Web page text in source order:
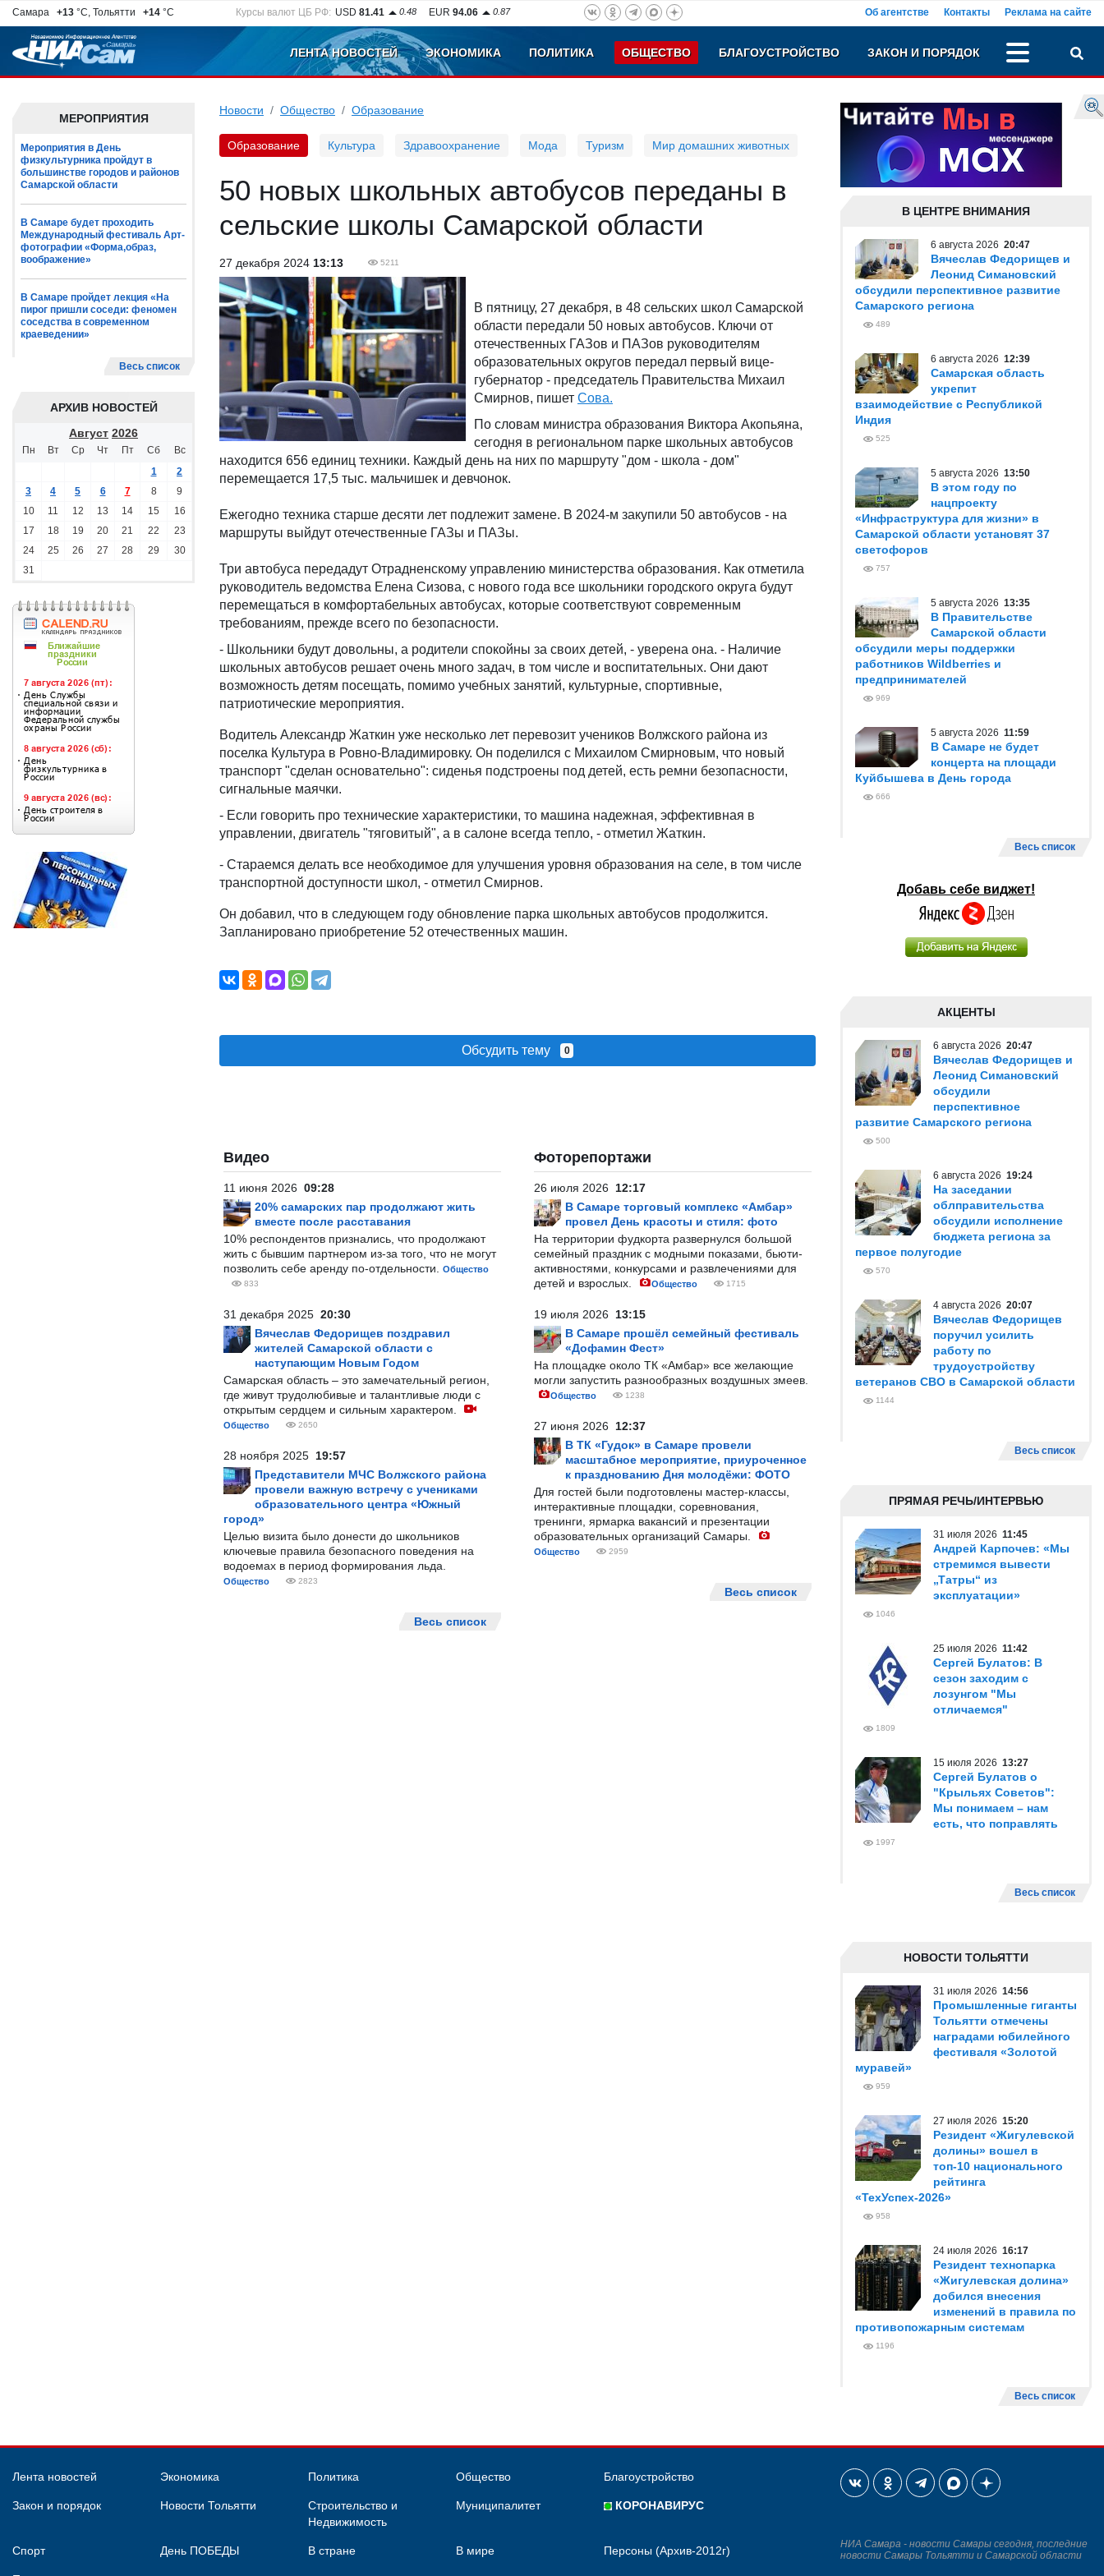
Самара +13 °C, Тольятти +14 °C Курсы валют ЦБ РФ: USD 81.41 0.48 EUR 94.06 0.87 Об агентстве Контакты Реклама на сайте
ЛЕНТА НОВОСТЕЙ ЭКОНОМИКА ПОЛИТИКА ОБЩЕСТВО БЛАГОУСТРОЙСТВО ЗАКОН И ПОРЯДОК
МЕРОПРИЯТИЯ
Мероприятия в День
физкультурника пройдут в
большинстве городов и районов
Самарской области
В Самаре будет проходить
Международный фестиваль Арт-
фотографии «Форма,образ,
воображение»
В Самаре пройдет лекция «На
пирог пришли соседи: феномен
соседства в современном
краеведении»
Весь список
АРХИВ НОВОСТЕЙ
Август 2026
Пн Вт Ср Чт Пт Сб
Вс
1
2
3
4 5 6 7 8
9
10
11 12 13 14 15
16
17
18 19 20 21 22
23
24
25 26 27 28 29
30
31
Новости Общество Образование
Образование Культура Здравоохранение Мода Туризм Мир домашних животных
50 новых школьных автобусов переданы в
сельские школы Самарской области
27 декабря 2024 13:13 5211
В пятницу, 27 декабря, в 48 сельских школ Самарской
области передали 50 новых автобусов. Ключи от
отечественных ГАЗов и ПАЗов руководителям
образовательных округов передал первый вице-
губернатор - председатель Правительства Михаил
Смирнов, пишет Сова.
По словам министра образования Виктора Акопьяна,
сегодня в региональном парке школьных автобусов
находится 656 единиц техники. Каждый день на них по маршруту "дом - школа - дом"
перемещается 17,5 тыс. мальчишек и девчонок.
Ежегодно техника старше десяти лет подлежит замене. В 2024-м закупили 50 автобусов - на
маршруты выйдут отечественные ГАЗы и ПАЗы.
Три автобуса передадут Отрадненскому управлению министерства образования. Как отметила
руководитель ведомства Елена Сизова, с нового года все школьники городского округа будут
перемещаться в комфортабельных автобусах, которые соответствуют современным
требованиям, прежде всего по безопасности.
- Школьники будут довольны, а родители спокойны за своих детей, - уверена она. - Наличие
школьных автобусов решает очень много задач, в том числе и воспитательных. Они дают
возможность детям посещать, помимо учебных занятий, культурные, спортивные,
патриотические мероприятия.
Водитель Александр Жаткин уже несколько лет перевозит учеников Волжского района из
поселка Культура в Ровно-Владимировку. Он поделился с Михаилом Смирновым, что новый
транспорт "сделан основательно": сиденья подстроены под детей, есть ремни безопасности,
сигнальные маячки.
- Если говорить про технические характеристики, то машина надежная, эффективная в
управлении, двигатель "тяговитый", а в салоне всегда тепло, - отметил Жаткин.
- Стараемся делать все необходимое для улучшения уровня образования на селе, в том числе
транспортной доступности школ, - отметил Смирнов.
Он добавил, что в следующем году обновление парка школьных автобусов продолжится.
Запланировано приобретение 52 отечественных машин.
Обсудить тему 0
Видео
11 июня 2026 09:28
20% самарских пар продолжают жить
вместе после расставания
10% респондентов признались, что продолжают
жить с бывшим партнером из-за того, что не могут
позволить себе аренду по-отдельности.
Общество
833
31 декабря 2025 20:30
Вячеслав Федорищев поздравил
жителей Самарской области с
наступающим Новым Годом
Самарская область – это замечательный регион,
где живут трудолюбивые и талантливые люди с
открытым сердцем и сильным характером.
Общество 2650
28 ноября 2025 19:57
Представители МЧС Волжского района
провели важную встречу с учениками
образовательного центра «Южный
город»
Целью визита было донести до школьников
ключевые правила безопасного поведения на
водоемах в период формирования льда.
Общество 2823
Весь список
Фоторепортажи
26 июля 2026 12:17
В Самаре торговый комплекс «Амбар»
провел День красоты и стиля: фото
На территории фудкорта развернулся большой
семейный праздник с модными показами, бьюти-
активностями, конкурсами и развлечениями для
детей и взрослых.
Общество 1715
19 июля 2026 13:15
В Самаре прошёл семейный фестиваль
«Дофамин Фест»
На площадке около ТК «Амбар» все желающие
могли запустить разнообразных воздушных змеев.
Общество 1238
27 июня 2026 12:37
В ТК «Гудок» в Самаре провели
масштабное мероприятие, приуроченное
к празднованию Дня молодёжи: ФОТО
Для гостей были подготовлены мастер-классы,
интерактивные площадки, соревнования,
тренинги, ярмарка вакансий и презентации
образовательных организаций Самары.
Общество 2959
Весь список
В ЦЕНТРЕ ВНИМАНИЯ
6 августа 2026 20:47
Вячеслав Федорищев и
Леонид Симановский
обсудили перспективное развитие
Самарского региона
489
6 августа 2026 12:39
Самарская область
укрепит
взаимодействие с Республикой
Индия
525
5 августа 2026 13:50
В этом году по
нацпроекту
«Инфраструктура для жизни» в
Самарской области установят 37
светофоров
757
5 августа 2026 13:35
В Правительстве
Самарской области
обсудили меры поддержки
работников Wildberries и
предпринимателей
969
5 августа 2026 11:59
В Самаре не будет
концерта на площади
Куйбышева в День города
666
Весь список
Добавь себе виджет!
АКЦЕНТЫ
6 августа 2026 20:47
Вячеслав Федорищев и
Леонид Симановский
обсудили
перспективное
развитие Самарского региона
500
6 августа 2026 19:24
На заседании
облправительства
обсудили исполнение
бюджета региона за
первое полугодие
570
4 августа 2026 20:07
Вячеслав Федорищев
поручил усилить
работу по
трудоустройству
ветеранов СВО в Самарской области
1144
Весь список
ПРЯМАЯ РЕЧЬ/ИНТЕРВЬЮ
31 июля 2026 11:45
Андрей Карпочев: «Мы
стремимся вывести
„Татры“ из
эксплуатации»
1046
25 июля 2026 11:42
Сергей Булатов: В
сезон заходим с
лозунгом "Мы
отличаемся"
1809
15 июля 2026 13:27
Сергей Булатов о
"Крыльях Советов":
Мы понимаем – нам
есть, что поправлять
1997
Весь список
НОВОСТИ ТОЛЬЯТТИ
31 июля 2026 14:56
Промышленные гиганты
Тольятти отмечены
наградами юбилейного
фестиваля «Золотой
муравей»
959
27 июля 2026 15:20
Резидент «Жигулевской
долины» вошел в
топ-10 национального
рейтинга
«ТехУспех-2026»
958
24 июля 2026 16:17
Резидент технопарка
«Жигулевская долина»
добился внесения
изменений в правила по
противопожарным системам
1196
Весь список
Лента новостей Экономика Политика Общество Благоустройство
Закон и порядок Новости Тольятти
Строительство и
Недвижимость
Муниципалитет КОРОНАВИРУС
Спорт День ПОБЕДЫ В стране В мире Персоны (Архив-2012г)
НИА Самара - новости Самары сегодня, последние
новости Самары Тольятти и Самарской области